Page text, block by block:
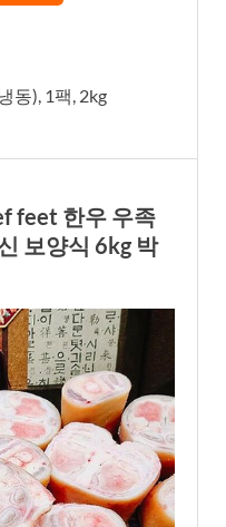
동), 1팩, 2kg
feet 한우 우족
보양식 6kg 박